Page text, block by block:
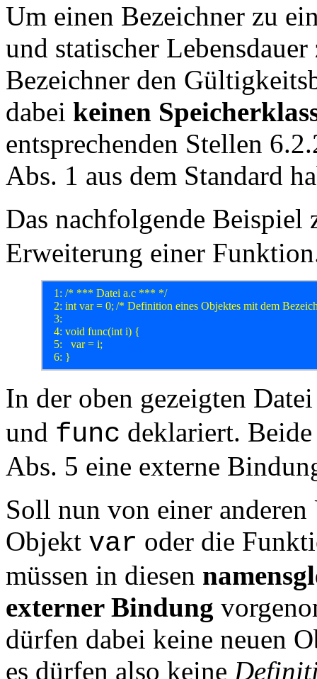
Um einen Bezeichner zu
und statischer
Bezeichner den
dabei keinen
entsprechenden Stellen
Abs. 1 aus dem Standard
Das nachfolgende
Erweiterung einer
  1: /* *** Datei a.c *** */
  2: int var = 0;	/* Definition eines Objektes mit dem Bezeichner var und exterer Bindung */
  3:
  4: void func(int i) {
  5: 	var = i;
In der oben gezeigten
und func deklariert.
Abs. 5 eine externe
Soll nun von einer
Objekt var oder die
müssen in diesen
externer Bindung
dürfen dabei keine neuen
es dürfen also keine